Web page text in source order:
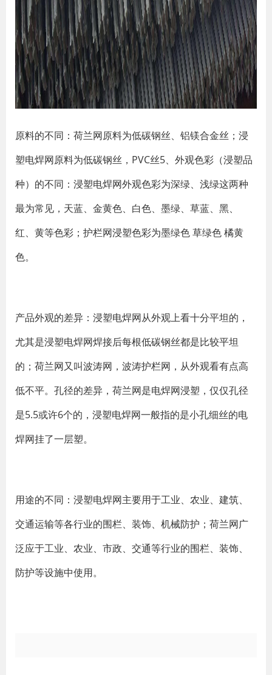
原料的不同：荷兰网原料为低碳钢丝、铝镁合金丝；浸
塑电焊网原料为低碳钢丝，PVC丝5、外观色彩（浸塑品
种）的不同：浸塑电焊网外观色彩为深绿、浅绿这两种
最为常见，天蓝、金黄色、白色、墨绿、草蓝、黑、
红、黄等色彩；护栏网浸塑色彩为墨绿色 草绿色 橘黄
色。
产品外观的差异：浸塑电焊网从外观上看十分平坦的，
尤其是浸塑电焊网焊接后每根低碳钢丝都是比较平坦
的；荷兰网又叫波涛网，波涛护栏网，从外观看有点高
低不平。孔径的差异，荷兰网是电焊网浸塑，仅仅孔径
是5.5或许6个的，浸塑电焊网一般指的是小孔细丝的电
焊网挂了一层塑。
用途的不同：浸塑电焊网主要用于工业、农业、建筑、
交通运输等各行业的围栏、装饰、机械防护；荷兰网广
泛应于工业、农业、市政、交通等行业的围栏、装饰、
防护等设施中使用。